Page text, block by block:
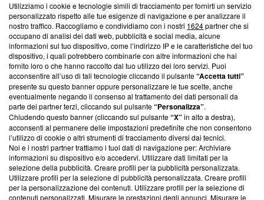
Questa sezione offre informazioni trasparenti su Blasting
News, sui nostri processi editoriali e su come ci impegniamo a
creare news di qualità. Inoltre, afferma la nostra aderenza a
‘Trust Project - News with Integrity’Blasting News non è
ancora membro del programma, ma ha richiesto di farne
parte; Trust Project non ha ancora effettuato una verifica di
conformità agli standard.
Su di noi
Team editoriale
Corporate
Redazione
Informativa Privacy
Utilizziamo i cookie e tecnologie simili di tracciamento per fornirti un servizio
personalizzato rispetto alle tue esigenze di navigazione e per analizzare il
nostro traffico. Raccogliamo e condividiamo con i nostri 1624partner che si
occupano di analisi dei dati web, pubblicità e social media, alcune
informazioni sul tuo dispositivo, come l’indirizzo IP e le caratteristiche del tuo
dispositivo, i quali potrebbero combinarle con altre informazioni che hai
fornito loro o che hanno raccolto dal tuo utilizzo dei loro servizi. Puoi
acconsentire all’uso di tali tecnologie cliccando il pulsante“Accetta tutti”
presente su questo banner oppure personalizzare le tue scelte, anche
eventualmente negando il consenso al trattamento dei dati personali da
parte dei partner terzi, cliccando sul pulsante“Personalizza”.
Chiudendo questo banner (cliccando sul pulsante“X”in alto a destra),
acconsenti al permanere delle impostazioni predefinite che non consentono
l’utilizzo di cookie o altri strumenti di tracciamento diversi dai tecnici.
Noi e i nostri partner trattiamo i tuoi dati di navigazione per: Archiviare
informazioni su dispositivo e/o accedervi. Utilizzare dati limitati per la
selezione della pubblicità. Creare profili per la pubblicità personalizzata.
Utilizzare profili per la selezione di pubblicità personalizzata. Creare profili
per la personalizzazione dei contenuti. Utilizzare profili per la selezione di
contenuti personalizzati. Misurare le prestazioni degli annunci. Misurare le